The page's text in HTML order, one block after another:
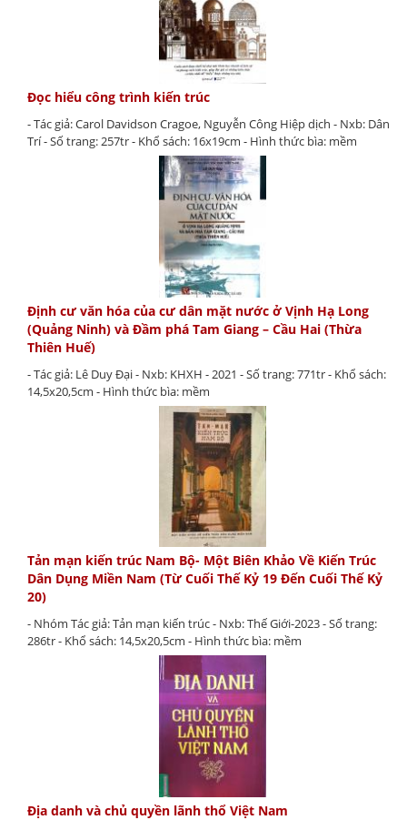
Đọc hiểu công trình kiến trúc
- Tác giả: Carol Davidson Cragoe, Nguyễn Công Hiệp dịch - Nxb: Dân
Trí - Số trang: 257tr - Khổ sách: 16x19cm - Hình thức bìa: mềm
Định cư văn hóa của cư dân mặt nước ở Vịnh Hạ Long
(Quảng Ninh) và Đầm phá Tam Giang – Cầu Hai (Thừa
Thiên Huế)
- Tác giả: Lê Duy Đại - Nxb: KHXH - 2021 - Số trang: 771tr - Khổ sách:
14,5x20,5cm - Hình thức bìa: mềm
Tản mạn kiến trúc Nam Bộ- Một Biên Khảo Về Kiến Trúc
Dân Dụng Miền Nam (Từ Cuối Thế Kỷ 19 Đến Cuối Thế Kỷ
20)
- Nhóm Tác giả: Tản mạn kiến trúc - Nxb: Thế Giới-2023 - Số trang:
286tr - Khổ sách: 14,5x20,5cm - Hình thức bìa: mềm
Địa danh và chủ quyền lãnh thổ Việt Nam